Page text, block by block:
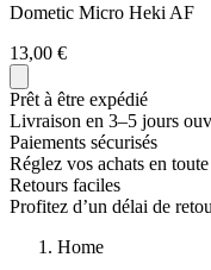
Dometic Micro Heki AF
13,00 €
Prêt à être expédié
Livraison en 3–5 jours
Paiements sécurisés
Réglez vos achats en
Retours faciles
Profitez d’un délai de
Home